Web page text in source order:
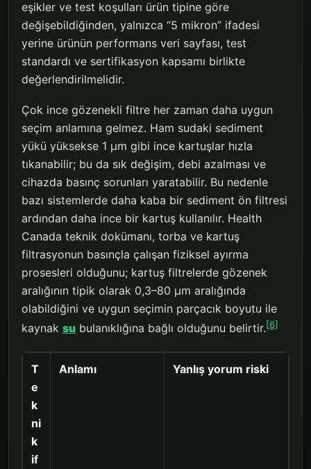
eşikler ve test koşulları ürün tipine göre
değişebildiğinden, yalnızca “5 mikron” ifadesi
yerine ürünün performans veri sayfası, test
standardı ve sertifikasyon kapsamı birlikte
değerlendirilmelidir.
Çok ince gözenekli filtre her zaman daha uygun
seçim anlamına gelmez. Ham sudaki sediment
yükü yüksekse 1 µm gibi ince kartuşlar hızla
tıkanabilir; bu da sık değişim, debi azalması ve
cihazda basınç sorunları yaratabilir. Bu nedenle
bazı sistemlerde daha kaba bir sediment ön filtresi
ardından daha ince bir kartuş kullanılır. Health
Canada teknik dokümanı, torba ve kartuş
filtrasyonun basınçla çalışan fiziksel ayırma
prosesleri olduğunu; kartuş filtrelerde gözenek
aralığının tipik olarak 0,3–80 µm aralığında
olabildiğini ve uygun seçimin parçacık boyutu ile
kaynak su bulanıklığına bağlı olduğunu belirtir.[6]
T
e
k
ni
k
if
Anlamı Yanlış yorum riski